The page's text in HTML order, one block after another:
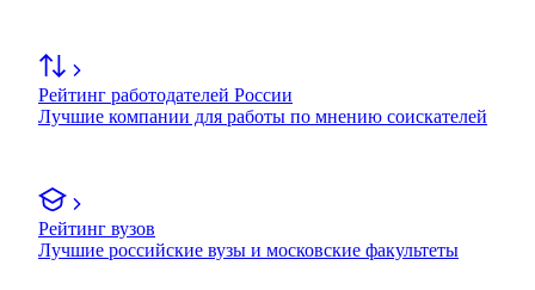
Рейтинг работодателей России
Лучшие компании для работы по мнению соискателей
Рейтинг вузов
Лучшие российские вузы и московские факультеты